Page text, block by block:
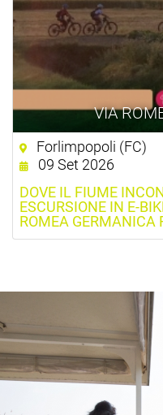
VIA
Forlimpopoli (FC)
09 Set 2026
DOVE IL FIUME
ESCURSIONE IN E-
ROMEA GERMANICA